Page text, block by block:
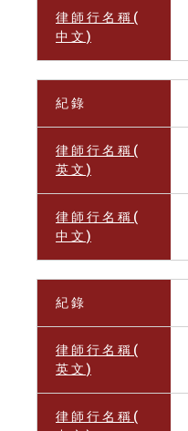
律 師 行 名 稱 (
中 文 )
紀 錄
律 師 行 名 稱 (
英 文 )
律 師 行 名 稱 (
中 文 )
紀 錄
律 師 行 名 稱 (
英 文 )
律 師 行 名 稱 (